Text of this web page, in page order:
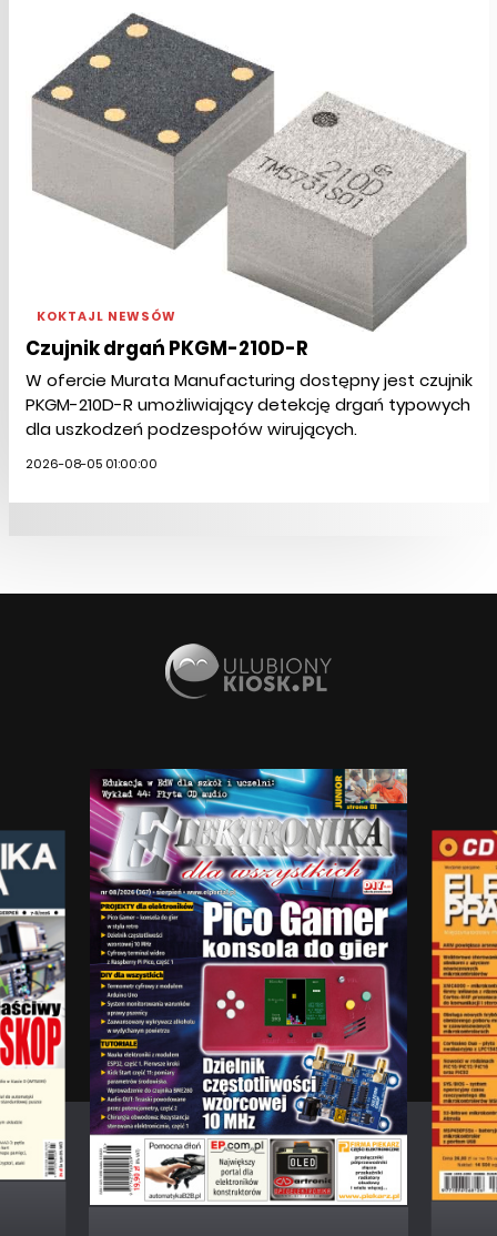
KOKTAJL NEWSÓW
Czujnik drgań PKGM-210D-R
W ofercie Murata Manufacturing dostępny jest czujnik
PKGM-210D-R umożliwiający detekcję drgań typowych
dla uszkodzeń podzespołów wirujących.
2026-08-05 01:00:00